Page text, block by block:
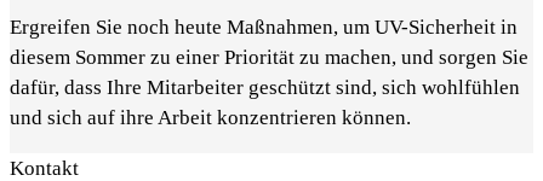
Ergreifen Sie noch heute Maßnahmen, um UV-Sicherheit in
diesem Sommer zu einer Priorität zu machen, und sorgen Sie
dafür, dass Ihre Mitarbeiter geschützt sind, sich wohlfühlen
und sich auf ihre Arbeit konzentrieren können.
Kontakt